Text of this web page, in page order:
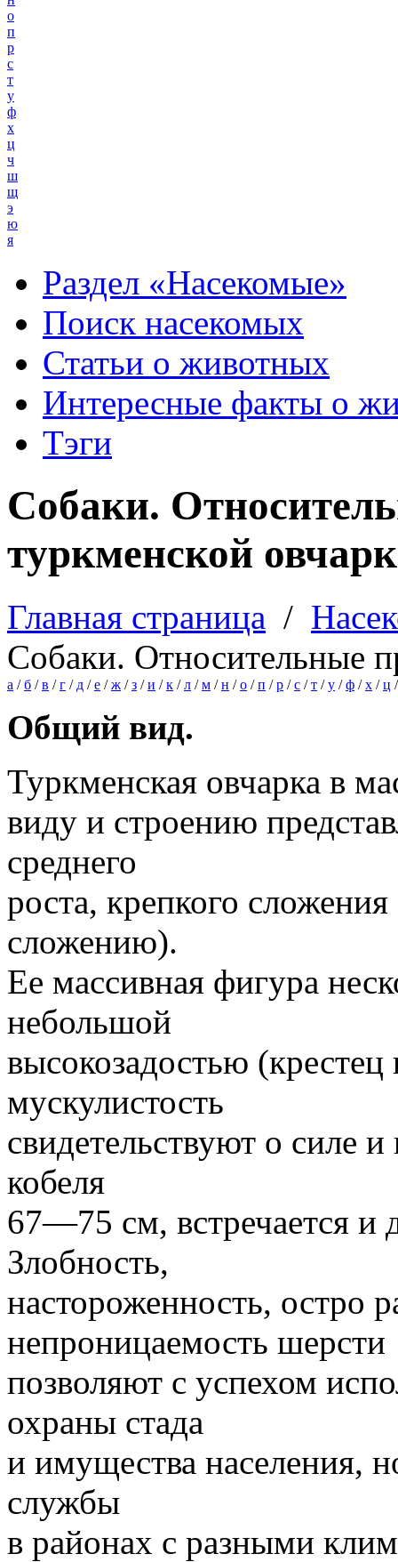
о
п
р
с
т
у
ф
х
ц
ч
ш
щ
э
ю
я
Раздел «Насекомые»
Поиск насекомых
Статьи о животных
Интересные факты о
Тэги
Собаки.
туркменской
Главная страница /
Собаки. Относительные
а /б /в /г / д /е /ж /з /и /к /л /м /н /о /п /р /с /т /у /ф /х /ц
Общий вид.
Туркменская овчарка в
виду и строению
среднего
роста, крепкого
сложению).
Ее массивная фигура
небольшой
высокозадостью
мускулистость
свидетельствуют о силе
кобеля
67—75 см, встречается
Злобность,
настороженность, остро
непроницаемость шерсти
позволяют с успехом
охраны стада
и имущества населения,
службы
в районах с разными